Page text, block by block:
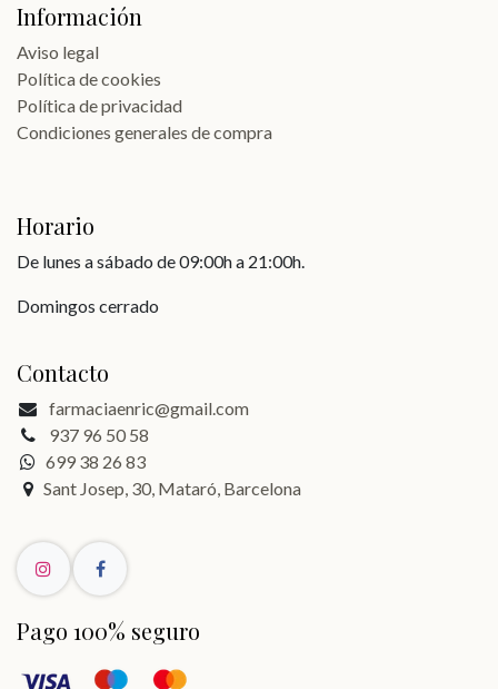
Información
Aviso legal
Política de cookies
Política de privacidad
Condiciones generales de compra
Horario
De lunes a sábado de 09:00h a 21:00h.
Domingos cerrado
Contacto
farmaciaenric@gmail.com
937 96 50 58
699 38 26 83
Sant Josep, 30, Mataró, Barcelona
Pago 100% seguro